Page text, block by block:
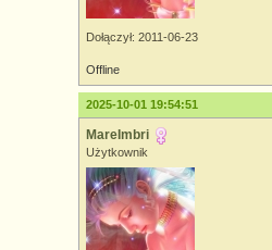
Dołączył: 2011-06-23
Offline
2025-10-01 19:54:51
MareImbri
Użytkownik